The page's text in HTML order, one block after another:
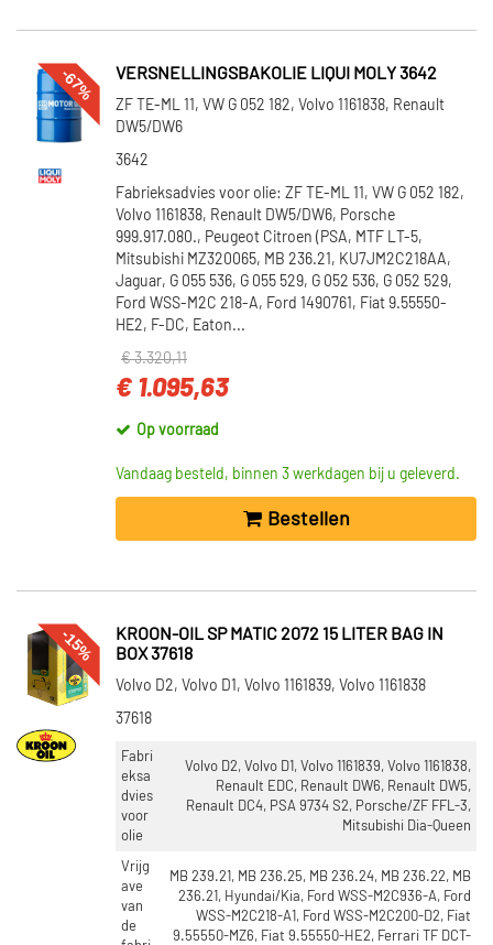
-67% VERSNELLINGSBAKOLIE LIQUI MOLY 3642
ZF TE-ML 11, VW G 052 182, Volvo 1161838, Renault
DW5/DW6
3642
Fabrieksadvies voor olie: ZF TE-ML 11, VW G 052 182,
Volvo 1161838, Renault DW5/DW6, Porsche
999.917.080., Peugeot Citroen (PSA, MTF LT-5,
Mitsubishi MZ320065, MB 236.21, KU7JM2C218AA,
Jaguar, G 055 536, G 055 529, G 052 536, G 052 529,
Ford WSS-M2C 218-A, Ford 1490761, Fiat 9.55550-
HE2, F-DC, Eaton...
€ 3.320,11
€ 1.095,63
Op voorraad
Vandaag besteld, binnen 3 werkdagen bij u geleverd.
Bestellen
-15%
KROON-OIL SP MATIC 2072 15 LITER BAG IN
BOX 37618
Volvo D2, Volvo D1, Volvo 1161839, Volvo 1161838
37618
Fabri
eksa
dvies
voor
olie
Volvo D2, Volvo D1, Volvo 1161839, Volvo 1161838,
Renault EDC, Renault DW6, Renault DW5,
Renault DC4, PSA 9734 S2, Porsche/ZF FFL-3,
Mitsubishi Dia-Queen
Vrijg
ave
van
de
MB 239.21, MB 236.25, MB 236.24, MB 236.22, MB
236.21, Hyundai/Kia, Ford WSS-M2C936-A, Ford
WSS-M2C218-A1, Ford WSS-M2C200-D2, Fiat
9.55550-MZ6, Fiat 9.55550-HE2, Ferrari TF DCT-